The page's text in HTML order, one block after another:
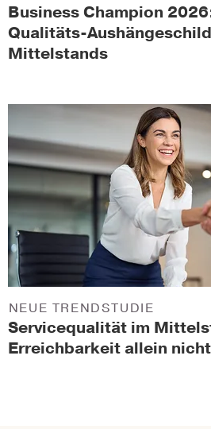
Business Champion
Qualitäts-
Mittelstands
Servicequalität im
Erreichbarkeit allein
NEUE TRENDSTUDIE